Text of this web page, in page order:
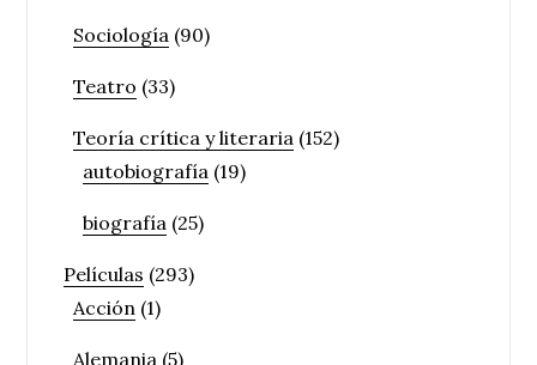
Sociología (90)
Teatro (33)
Teoría crítica y literaria (152)
autobiografía (19)
biografía (25)
Películas (293)
Acción (1)
Alemania (5)